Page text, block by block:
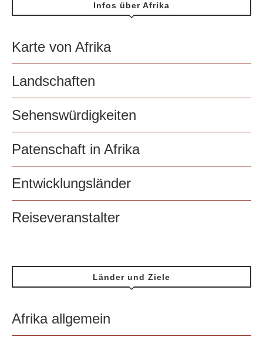
Infos über Afrika
Karte von Afrika
Landschaften
Sehenswürdigkeiten
Patenschaft in Afrika
Entwicklungsländer
Reiseveranstalter
Länder und Ziele
Afrika allgemein